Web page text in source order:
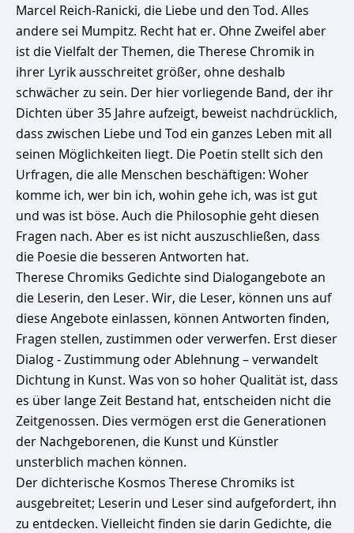
Marcel Reich-Ranicki, die Liebe und den Tod. Alles
andere sei Mumpitz. Recht hat er. Ohne Zweifel aber
ist die Vielfalt der Themen, die Therese Chromik in
ihrer Lyrik ausschreitet größer, ohne deshalb
schwächer zu sein. Der hier vorliegende Band, der ihr
Dichten über 35 Jahre aufzeigt, beweist nachdrücklich,
dass zwischen Liebe und Tod ein ganzes Leben mit all
seinen Möglichkeiten liegt. Die Poetin stellt sich den
Urfragen, die alle Menschen beschäftigen: Woher
komme ich, wer bin ich, wohin gehe ich, was ist gut
und was ist böse. Auch die Philosophie geht diesen
Fragen nach. Aber es ist nicht auszuschließen, dass
die Poesie die besseren Antworten hat.
Therese Chromiks Gedichte sind Dialogangebote an
die Leserin, den Leser. Wir, die Leser, können uns auf
diese Angebote einlassen, können Antworten finden,
Fragen stellen, zustimmen oder verwerfen. Erst dieser
Dialog - Zustimmung oder Ablehnung – verwandelt
Dichtung in Kunst. Was von so hoher Qualität ist, dass
es über lange Zeit Bestand hat, entscheiden nicht die
Zeitgenossen. Dies vermögen erst die Generationen
der Nachgeborenen, die Kunst und Künstler
unsterblich machen können.
Der dichterische Kosmos Therese Chromiks ist
ausgebreitet; Leserin und Leser sind aufgefordert, ihn
zu entdecken. Vielleicht finden sie darin Gedichte, die